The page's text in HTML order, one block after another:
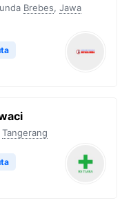
Brebes, Jawa
Tangerang